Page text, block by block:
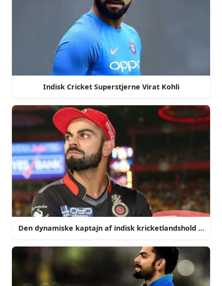
Indisk Cricket Superstjerne Virat Kohli
Den dynamiske kaptajn af indisk kricketlandshold virat